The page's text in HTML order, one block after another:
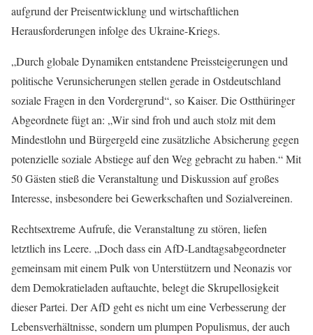
aufgrund der Preisentwicklung und wirtschaftlichen
Herausforderungen infolge des Ukraine-Kriegs.
„Durch globale Dynamiken entstandene Preissteigerungen und
politische Verunsicherungen stellen gerade in Ostdeutschland
soziale Fragen in den Vordergrund“, so Kaiser. Die Ostthüringer
Abgeordnete fügt an: „Wir sind froh und auch stolz mit dem
Mindestlohn und Bürgergeld eine zusätzliche Absicherung gegen
potenzielle soziale Abstiege auf den Weg gebracht zu haben.“ Mit
50 Gästen stieß die Veranstaltung und Diskussion auf großes
Interesse, insbesondere bei Gewerkschaften und Sozialvereinen.
Rechtsextreme Aufrufe, die Veranstaltung zu stören, liefen
letztlich ins Leere. „Doch dass ein AfD-Landtagsabgeordneter
gemeinsam mit einem Pulk von Unterstützern und Neonazis vor
dem Demokratieladen auftauchte, belegt die Skrupellosigkeit
dieser Partei. Der AfD geht es nicht um eine Verbesserung der
Lebensverhältnisse, sondern um plumpen Populismus, der auch